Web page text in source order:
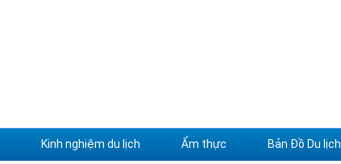
Kinh nghiệm du lịch Ẩm thực Bản Đồ Du lịch